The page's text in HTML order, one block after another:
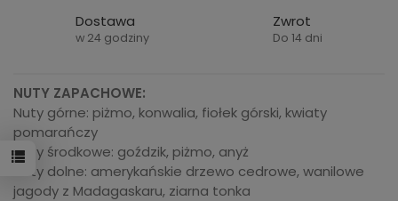
Dostawa
w 24 godziny
Zwrot
Do 14 dni
NUTY ZAPACHOWE:
Nuty górne: piżmo, konwalia, fiołek górski, kwiaty
pomarańczy
Nuty środkowe: goździk, piżmo, anyż
Nuty dolne: amerykańskie drzewo cedrowe, wanilowe
jagody z Madagaskaru, ziarna tonka